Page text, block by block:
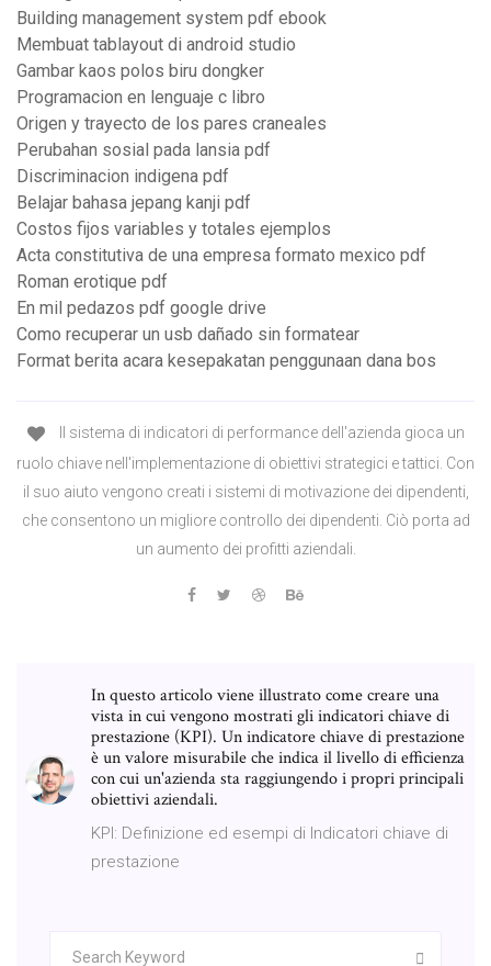
Building management system pdf ebook
Membuat tablayout di android studio
Gambar kaos polos biru dongker
Programacion en lenguaje c libro
Origen y trayecto de los pares craneales
Perubahan sosial pada lansia pdf
Discriminacion indigena pdf
Belajar bahasa jepang kanji pdf
Costos fijos variables y totales ejemplos
Acta constitutiva de una empresa formato mexico pdf
Roman erotique pdf
En mil pedazos pdf google drive
Como recuperar un usb dañado sin formatear
Format berita acara kesepakatan penggunaan dana bos
Il sistema di indicatori di performance dell'azienda gioca un
ruolo chiave nell'implementazione di obiettivi strategici e tattici. Con
il suo aiuto vengono creati i sistemi di motivazione dei dipendenti,
che consentono un migliore controllo dei dipendenti. Ciò porta ad
un aumento dei profitti aziendali.
In questo articolo viene illustrato come creare una
vista in cui vengono mostrati gli indicatori chiave di
prestazione (KPI). Un indicatore chiave di prestazione
è un valore misurabile che indica il livello di efficienza
con cui un'azienda sta raggiungendo i propri principali
obiettivi aziendali.
KPI: Definizione ed esempi di Indicatori chiave di
prestazione